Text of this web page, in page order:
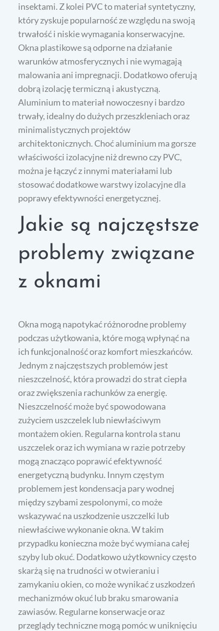
insektami. Z kolei PVC to materiał syntetyczny,
który zyskuje popularność ze względu na swoją
trwałość i niskie wymagania konserwacyjne.
Okna plastikowe są odporne na działanie
warunków atmosferycznych i nie wymagają
malowania ani impregnacji. Dodatkowo oferują
dobrą izolację termiczną i akustyczną.
Aluminium to materiał nowoczesny i bardzo
trwały, idealny do dużych przeszkleniach oraz
minimalistycznych projektów
architektonicznych. Choć aluminium ma gorsze
właściwości izolacyjne niż drewno czy PVC,
można je łączyć z innymi materiałami lub
stosować dodatkowe warstwy izolacyjne dla
poprawy efektywności energetycznej.
Jakie są najczęstsze
problemy związane
z oknami
Okna mogą napotykać różnorodne problemy
podczas użytkowania, które mogą wpłynąć na
ich funkcjonalność oraz komfort mieszkańców.
Jednym z najczęstszych problemów jest
nieszczelność, która prowadzi do strat ciepła
oraz zwiększenia rachunków za energię.
Nieszczelność może być spowodowana
zużyciem uszczelek lub niewłaściwym
montażem okien. Regularna kontrola stanu
uszczelek oraz ich wymiana w razie potrzeby
mogą znacząco poprawić efektywność
energetyczną budynku. Innym częstym
problemem jest kondensacja pary wodnej
między szybami zespolonymi, co może
wskazywać na uszkodzenie uszczelki lub
niewłaściwe wykonanie okna. W takim
przypadku konieczna może być wymiana całej
szyby lub okuć. Dodatkowo użytkownicy często
skarżą się na trudności w otwieraniu i
zamykaniu okien, co może wynikać z uszkodzeń
mechanizmów okuć lub braku smarowania
zawiasów. Regularne konserwacje oraz
przeglądy techniczne mogą pomóc w uniknięciu